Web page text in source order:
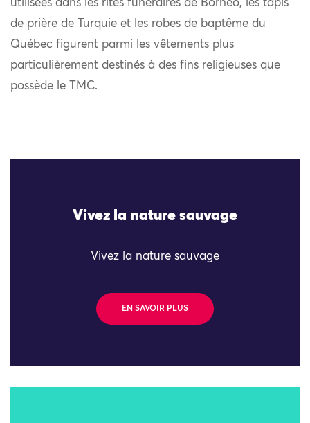
utilisées dans les rites funéraires de Bornéo, les tapis
de prière de Turquie et les robes de baptême du
Québec figurent parmi les vêtements plus
particulièrement destinés à des fins religieuses que
possède le TMC.
Vivez la nature sauvage
Vivez la nature sauvage
EN SAVOIR PLUS